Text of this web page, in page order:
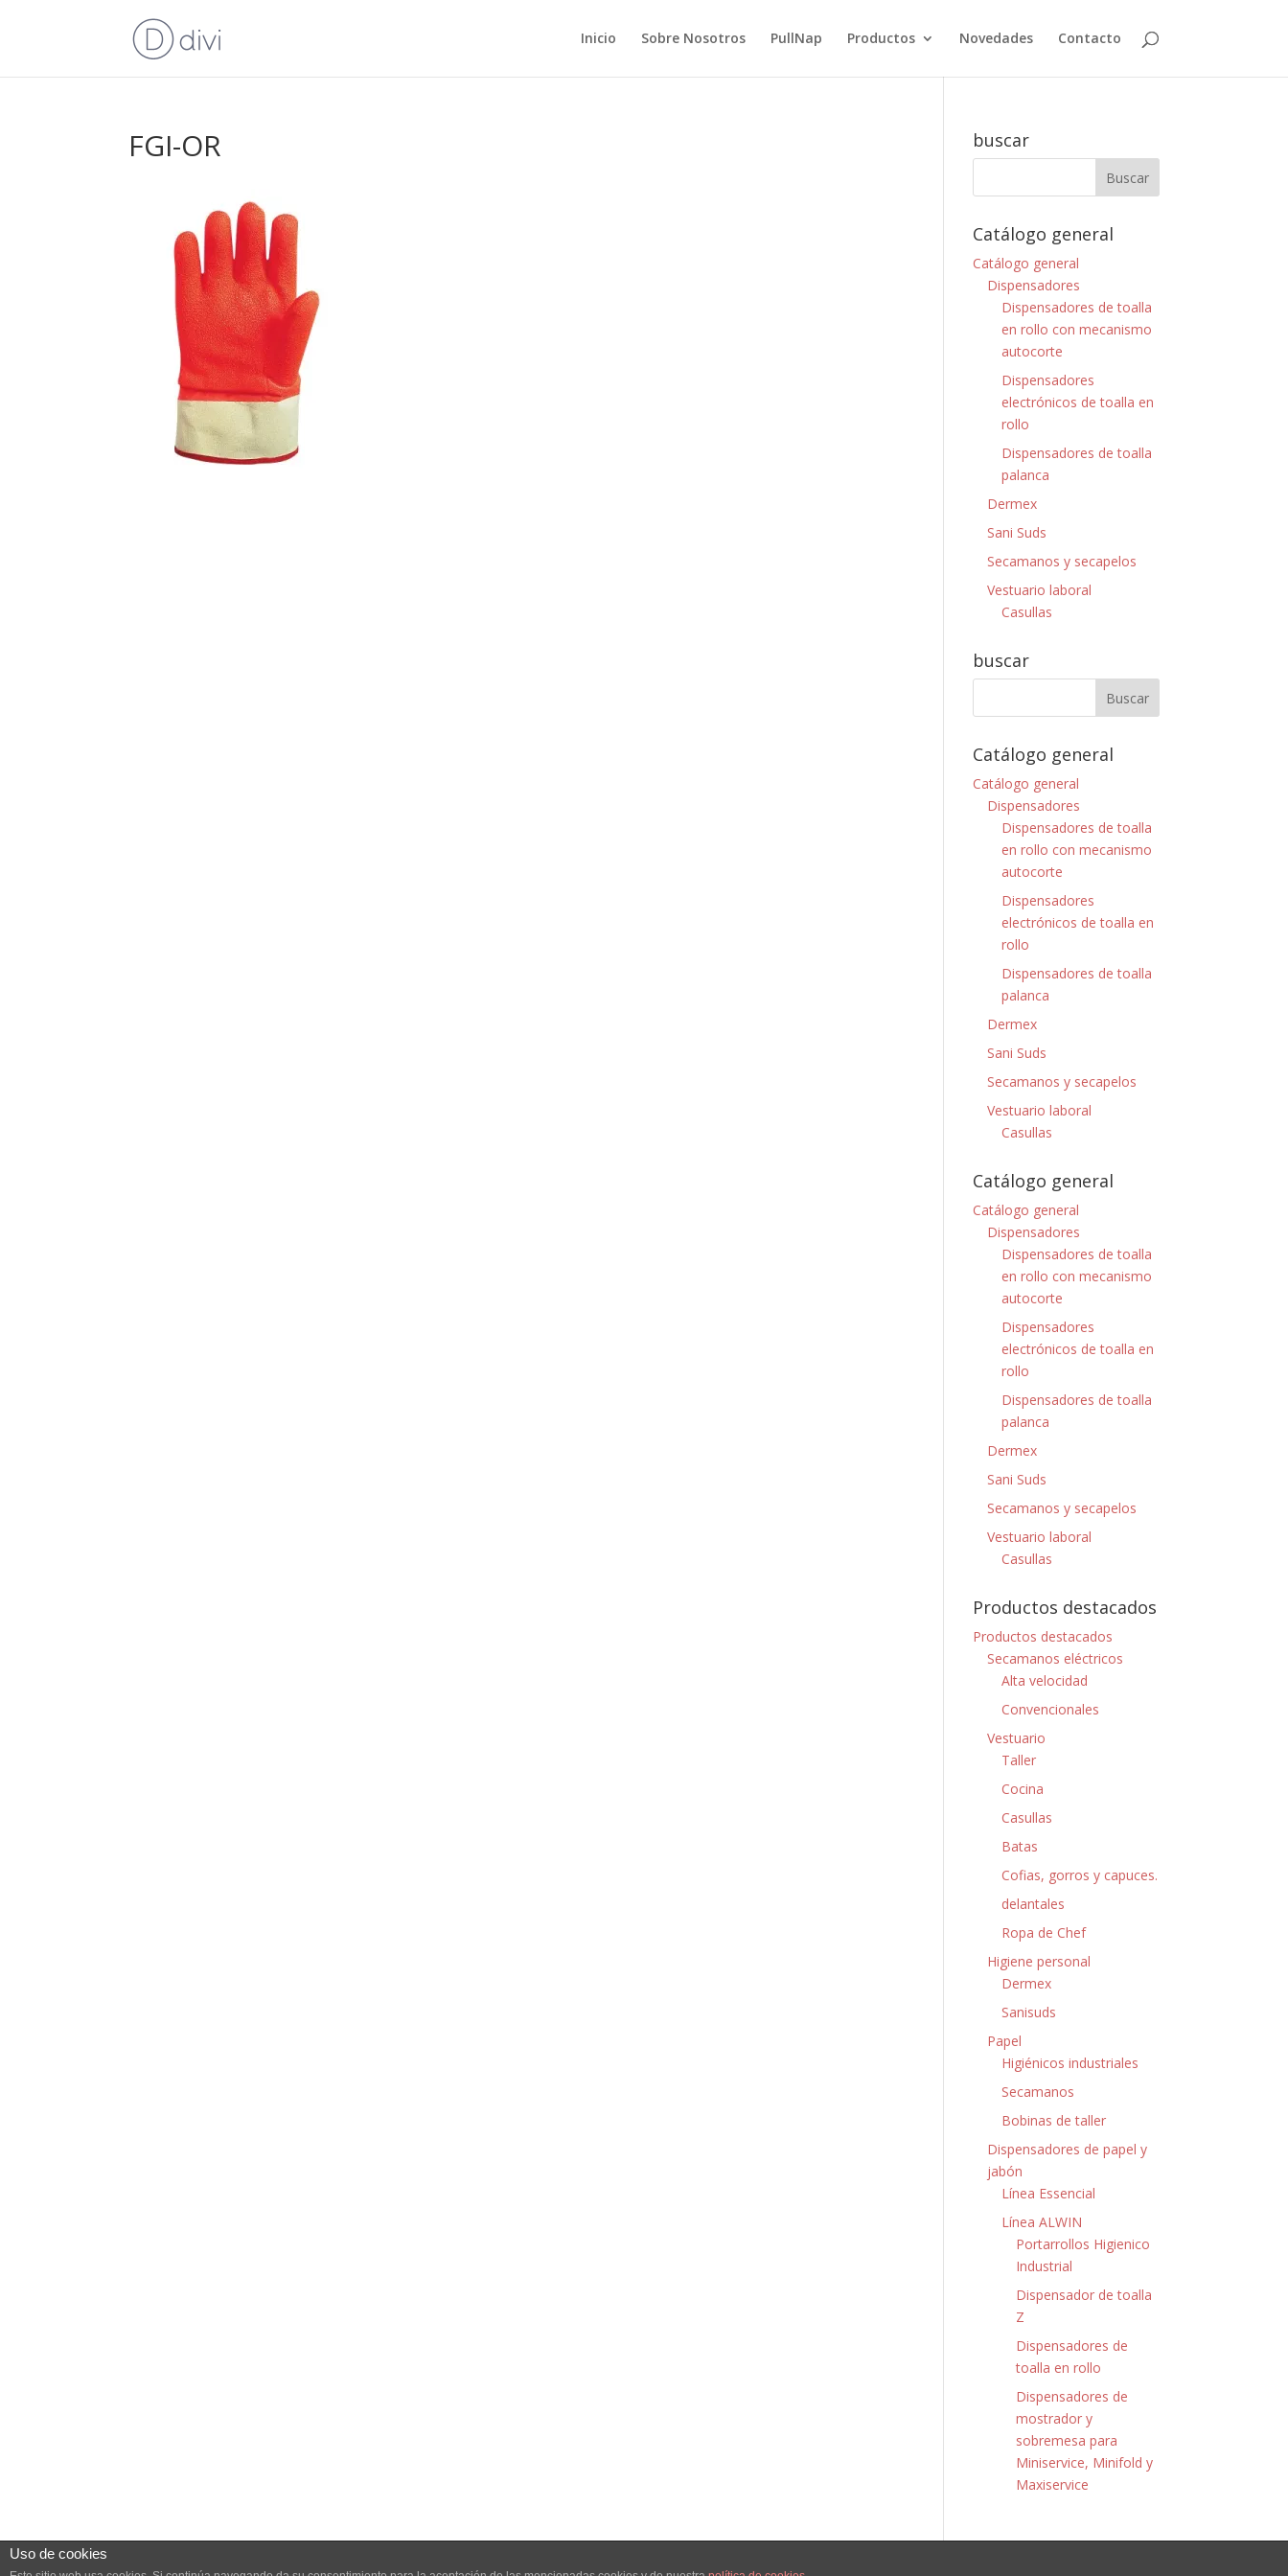
Inicio Sobre Nosotros PullNap Productos Novedades Contacto
FGI-OR buscar
Catálogo general
Catálogo general
Dispensadores
Dispensadores de toalla
en rollo con mecanismo
autocorte
Dispensadores
electrónicos de toalla en
rollo
Dispensadores de toalla
palanca
Dermex
Sani Suds
Secamanos y secapelos
Vestuario laboral
Casullas
buscar
Catálogo general
Catálogo general
Dispensadores
Dispensadores de toalla
en rollo con mecanismo
autocorte
Dispensadores
electrónicos de toalla en
rollo
Dispensadores de toalla
palanca
Dermex
Sani Suds
Secamanos y secapelos
Vestuario laboral
Casullas
Catálogo general
Catálogo general
Dispensadores
Dispensadores de toalla
en rollo con mecanismo
autocorte
Dispensadores
electrónicos de toalla en
rollo
Dispensadores de toalla
palanca
Dermex
Sani Suds
Secamanos y secapelos
Vestuario laboral
Casullas
Productos destacados
Productos destacados
Secamanos eléctricos
Alta velocidad
Convencionales
Vestuario
Taller
Cocina
Casullas
Batas
Cofias, gorros y capuces.
delantales
Ropa de Chef
Higiene personal
Dermex
Sanisuds
Papel
Higiénicos industriales
Secamanos
Bobinas de taller
Dispensadores de papel y
jabón
Línea Essencial
Línea ALWIN
Portarrollos Higienico
Industrial
Dispensador de toalla
Z
Dispensadores de
toalla en rollo
Dispensadores de
mostrador y
sobremesa para
Miniservice, Minifold y
Maxiservice
Uso de cookies